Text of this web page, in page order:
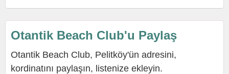
Otantik Beach Club'u Paylaş
Otantik Beach Club, Pelitköy'ün adresini,
kordinatını paylaşın, listenize ekleyin.